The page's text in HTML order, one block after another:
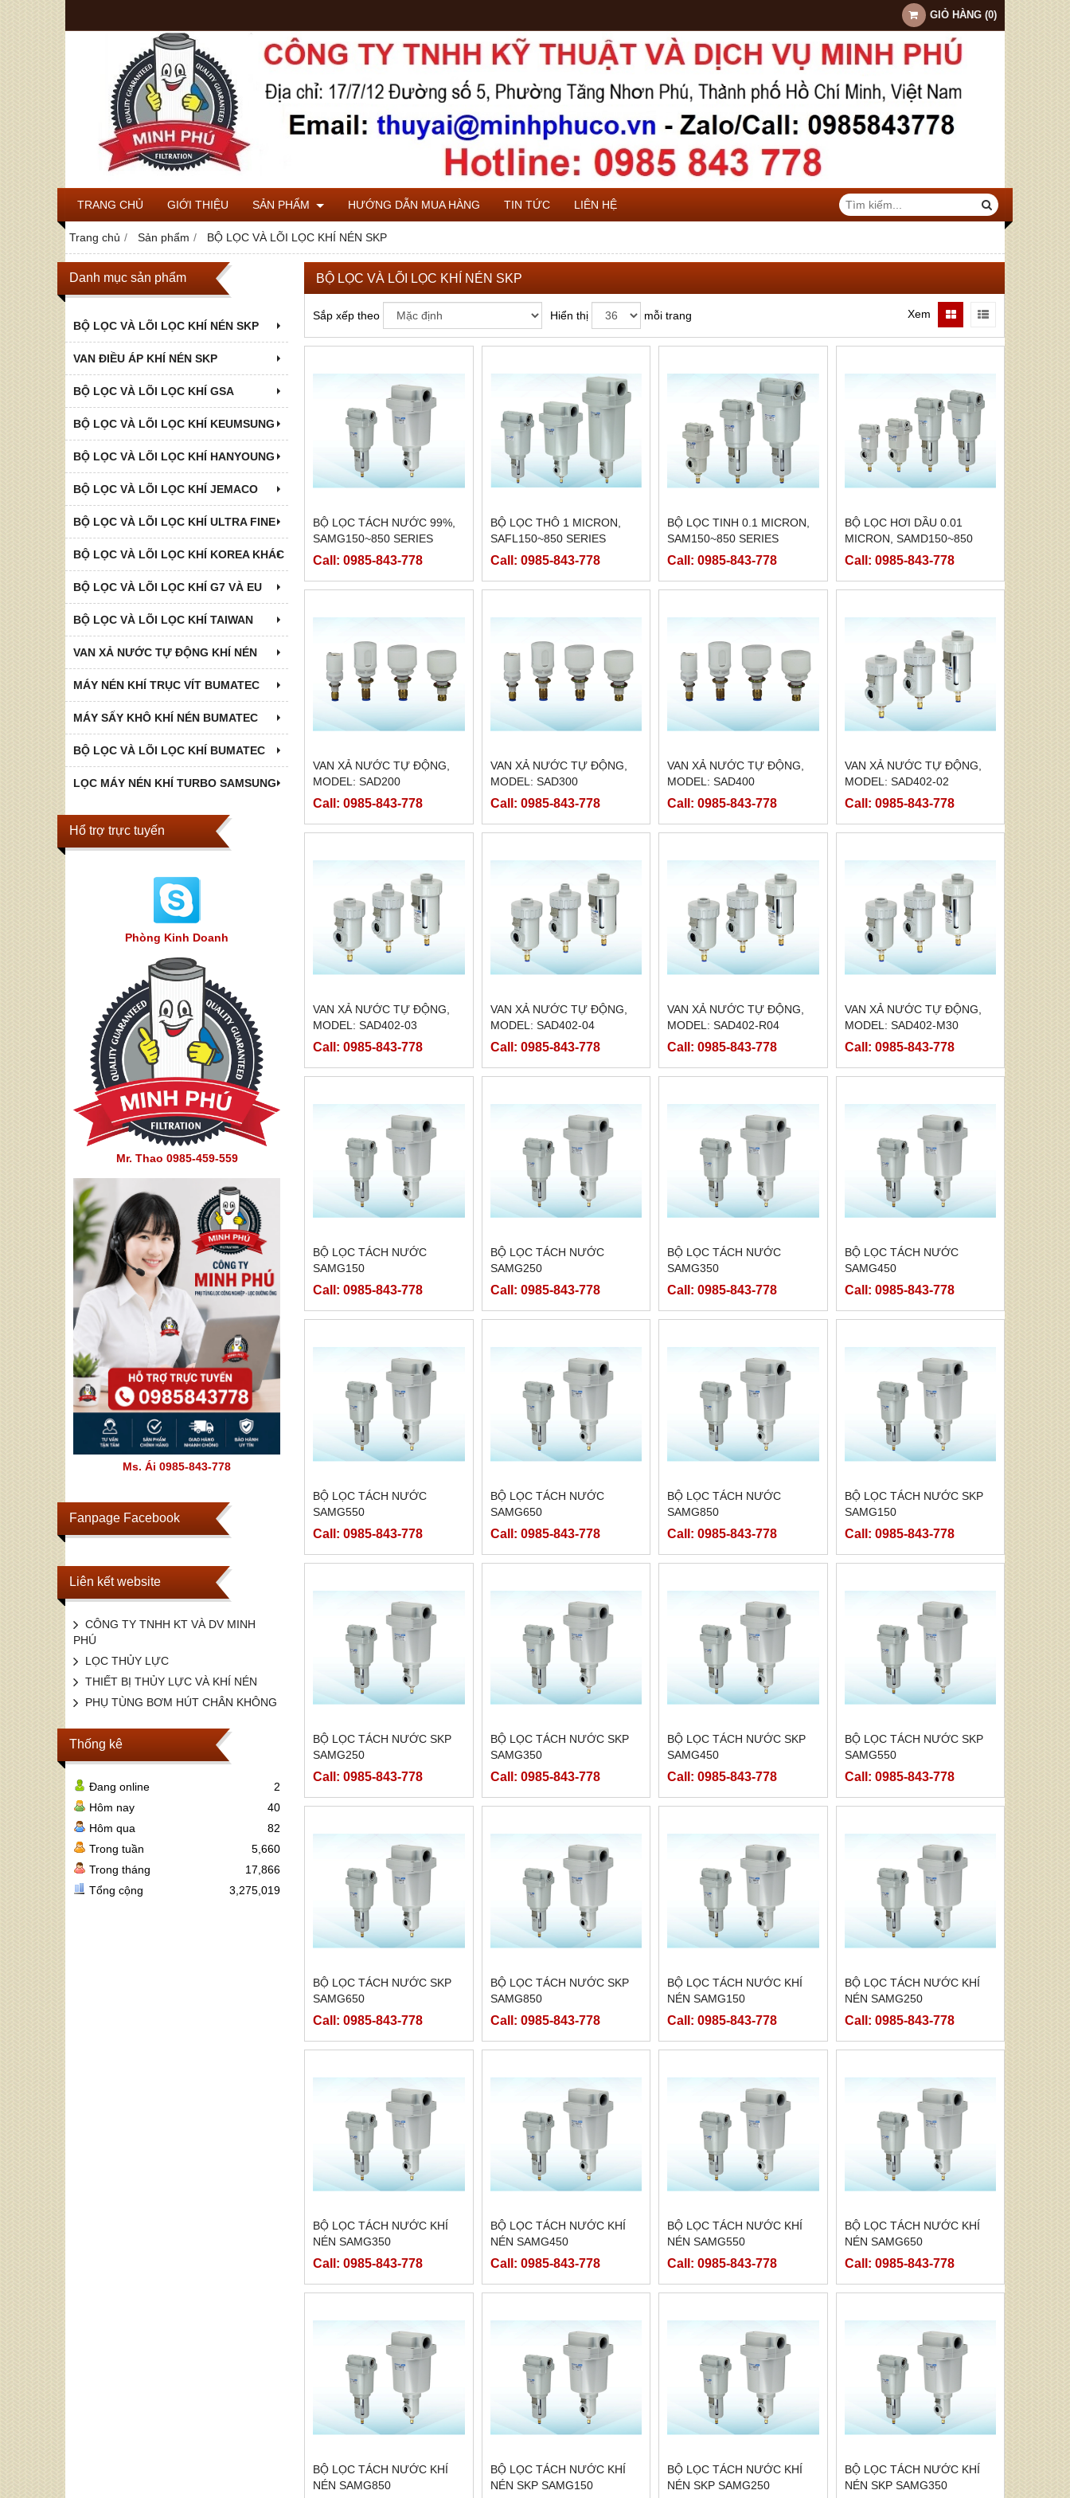
GIỎ HÀNG (0)
TRANG CHỦ GIỚI THIỆU SẢN PHẨM HƯỚNG DẪN MUA HÀNG TIN TỨC LIÊN HỆ
Trang chủ Sản phẩm BỘ LỌC VÀ LÕI LỌC KHÍ NÉN SKP
Danh mục sản phẩm
BỘ LỌC VÀ LÕI LỌC KHÍ NÉN SKP
VAN ĐIỀU ÁP KHÍ NÉN SKP
BỘ LỌC VÀ LÕI LỌC KHÍ GSA
BỘ LỌC VÀ LÕI LỌC KHÍ KEUMSUNG
BỘ LỌC VÀ LÕI LỌC KHÍ HANYOUNG
BỘ LỌC VÀ LÕI LỌC KHÍ JEMACO
BỘ LỌC VÀ LÕI LỌC KHÍ ULTRA FINE
BỘ LỌC VÀ LÕI LỌC KHÍ KOREA KHÁC
BỘ LỌC VÀ LÕI LỌC KHÍ G7 VÀ EU
BỘ LỌC VÀ LÕI LỌC KHÍ TAIWAN
VAN XẢ NƯỚC TỰ ĐỘNG KHÍ NÉN
MÁY NÉN KHÍ TRỤC VÍT BUMATEC
MÁY SẤY KHÔ KHÍ NÉN BUMATEC
BỘ LỌC VÀ LÕI LỌC KHÍ BUMATEC
LỌC MÁY NÉN KHÍ TURBO SAMSUNG
Hổ trợ trực tuyến
Phòng Kinh Doanh
Mr. Thao 0985-459-559
Ms. Ái 0985-843-778
Fanpage Facebook
Liên kết website
CÔNG TY TNHH KT VÀ DV MINH
PHÚ
LỌC THỦY LỰC
THIẾT BỊ THỦY LỰC VÀ KHÍ NÉN
PHỤ TÙNG BƠM HÚT CHÂN KHÔNG
Thống kê
Đang online
2
Hôm nay
40
Hôm qua
82
Trong tuần
5,660
Trong tháng
17,866
Tổng cộng
3,275,019
BỘ LỌC VÀ LÕI LỌC KHÍ NÉN SKP
Sắp xếp theo Hiển thị mỗi trang Xem
BỘ LỌC TÁCH NƯỚC 99%,
SAMG150~850 SERIES
Call: 0985-843-778
BỘ LỌC THÔ 1 MICRON,
SAFL150~850 SERIES
Call: 0985-843-778
BỘ LỌC TINH 0.1 MICRON,
SAM150~850 SERIES
Call: 0985-843-778
BỘ LỌC HƠI DẦU 0.01
MICRON, SAMD150~850
SERIES
Call: 0985-843-778
VAN XẢ NƯỚC TỰ ĐỘNG,
MODEL: SAD200
Call: 0985-843-778
VAN XẢ NƯỚC TỰ ĐỘNG,
MODEL: SAD300
Call: 0985-843-778
VAN XẢ NƯỚC TỰ ĐỘNG,
MODEL: SAD400
Call: 0985-843-778
VAN XẢ NƯỚC TỰ ĐỘNG,
MODEL: SAD402-02
Call: 0985-843-778
VAN XẢ NƯỚC TỰ ĐỘNG,
MODEL: SAD402-03
Call: 0985-843-778
VAN XẢ NƯỚC TỰ ĐỘNG,
MODEL: SAD402-04
Call: 0985-843-778
VAN XẢ NƯỚC TỰ ĐỘNG,
MODEL: SAD402-R04
Call: 0985-843-778
VAN XẢ NƯỚC TỰ ĐỘNG,
MODEL: SAD402-M30
Call: 0985-843-778
BỘ LỌC TÁCH NƯỚC
SAMG150
Call: 0985-843-778
BỘ LỌC TÁCH NƯỚC
SAMG250
Call: 0985-843-778
BỘ LỌC TÁCH NƯỚC
SAMG350
Call: 0985-843-778
BỘ LỌC TÁCH NƯỚC
SAMG450
Call: 0985-843-778
BỘ LỌC TÁCH NƯỚC
SAMG550
Call: 0985-843-778
BỘ LỌC TÁCH NƯỚC
SAMG650
Call: 0985-843-778
BỘ LỌC TÁCH NƯỚC
SAMG850
Call: 0985-843-778
BỘ LỌC TÁCH NƯỚC SKP
SAMG150
Call: 0985-843-778
BỘ LỌC TÁCH NƯỚC SKP
SAMG250
Call: 0985-843-778
BỘ LỌC TÁCH NƯỚC SKP
SAMG350
Call: 0985-843-778
BỘ LỌC TÁCH NƯỚC SKP
SAMG450
Call: 0985-843-778
BỘ LỌC TÁCH NƯỚC SKP
SAMG550
Call: 0985-843-778
BỘ LỌC TÁCH NƯỚC SKP
SAMG650
Call: 0985-843-778
BỘ LỌC TÁCH NƯỚC SKP
SAMG850
Call: 0985-843-778
BỘ LỌC TÁCH NƯỚC KHÍ
NÉN SAMG150
Call: 0985-843-778
BỘ LỌC TÁCH NƯỚC KHÍ
NÉN SAMG250
Call: 0985-843-778
BỘ LỌC TÁCH NƯỚC KHÍ
NÉN SAMG350
Call: 0985-843-778
BỘ LỌC TÁCH NƯỚC KHÍ
NÉN SAMG450
Call: 0985-843-778
BỘ LỌC TÁCH NƯỚC KHÍ
NÉN SAMG550
Call: 0985-843-778
BỘ LỌC TÁCH NƯỚC KHÍ
NÉN SAMG650
Call: 0985-843-778
BỘ LỌC TÁCH NƯỚC KHÍ
NÉN SAMG850
BỘ LỌC TÁCH NƯỚC KHÍ
NÉN SKP SAMG150
BỘ LỌC TÁCH NƯỚC KHÍ
NÉN SKP SAMG250
BỘ LỌC TÁCH NƯỚC KHÍ
NÉN SKP SAMG350